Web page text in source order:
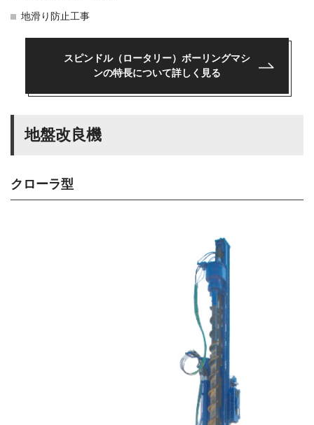
地滑り防止工事
スピンドル（ロータリー）ボーリングマシ
ンの特長について詳しく見る
地盤改良機
クローラ型